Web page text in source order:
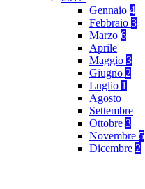
Gennaio 4
Febbraio 3
Marzo 6
Aprile
Maggio 3
Giugno 2
Luglio 1
Agosto
Settembre
Ottobre 3
Novembre 5
Dicembre 2